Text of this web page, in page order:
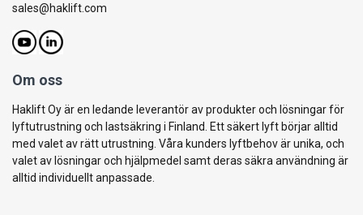
sales@haklift.com
Om oss
Haklift Oy är en ledande leverantör av produkter och lösningar för
lyftutrustning och lastsäkring i Finland. Ett säkert lyft börjar alltid
med valet av rätt utrustning. Våra kunders lyftbehov är unika, och
valet av lösningar och hjälpmedel samt deras säkra användning är
alltid individuellt anpassade.